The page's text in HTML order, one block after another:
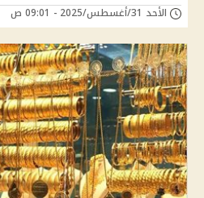
الأحد 31/أغسطس/2025 - 09:01 ص